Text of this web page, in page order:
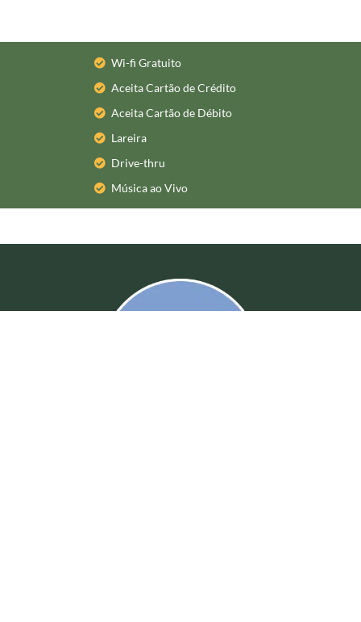
Wi-fi Gratuito
Aceita Cartão de Crédito
Aceita Cartão de Débito
Lareira
Drive-thru
Música ao Vivo